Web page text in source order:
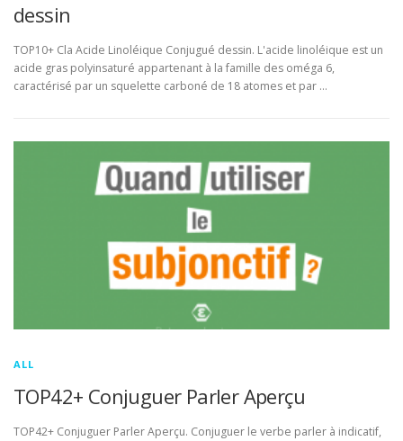
dessin
TOP10+ Cla Acide Linoléique Conjugué dessin. L'acide linoléique est un
acide gras polyinsaturé appartenant à la famille des oméga 6,
caractérisé par un squelette carboné de 18 atomes et par …
ALL
TOP42+ Conjuguer Parler Aperçu
TOP42+ Conjuguer Parler Aperçu. Conjuguer le verbe parler à indicatif,